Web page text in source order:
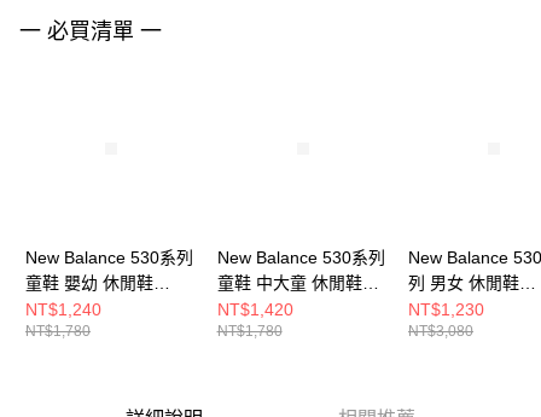
４．使用「AFTEE先享後付」時，將依據個別帳號之用戶狀況，依本公司即
一 必買清單 一
New Balance 530系列
童鞋 嬰幼 休閒鞋
IZ530ED-W
NT$1,240
NT$1,780
New Balance 530系列
童鞋 中大童 休閒鞋
IZ530SB1-W
NT$1,420
NT$1,780
New Balance
列 男女 休閒鞋
MR530SY-D
NT$1,230
NT$3,080